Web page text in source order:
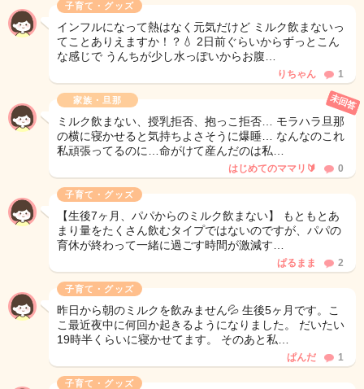
子育て・グッズ
インフルになって熱はなく元気だけど ミルク飲まないっ
てことありえますか！？💧‬ 2日前ぐらいからずっとこん
な感じで うんちが少し水っぽいからお腹…
りちゃん 1
家族・旦那
ミルク飲まない、授乳拒否、抱っこ拒否… モラハラ旦那
の横に寝かせると気持ちよさそうに爆睡… なんなのこれ
私頑張ってるのに…命がけて産んだのは私…
未回答
はじめてのママリ🔰 0
子育て・グッズ
【生後7ヶ月、パパからのミルク飲まない】 もともとあ
まり量をたくさん飲むタイプではないのですが、パパの
育休が終わって一緒に過ごす時間が激減す…
ぱるまま 2
子育て・グッズ
昨日から朝のミルクを飲みません💦 生後5ヶ月です。こ
こ最近夜中に何回か起きるようになりました。 だいたい
19時半くらいに寝かせてます。 そのあと私…
ぱんだ 1
子育て・グッズ